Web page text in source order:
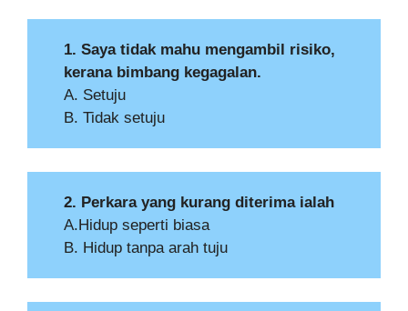
1. Saya tidak mahu mengambil risiko,
kerana bimbang kegagalan.
A. Setuju
B. Tidak setuju
2. Perkara yang kurang diterima ialah
A.Hidup seperti biasa
B. Hidup tanpa arah tuju